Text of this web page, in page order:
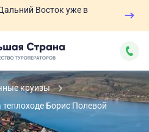
Восток уже в
круизы
Борис Полевой